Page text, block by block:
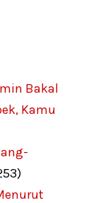
Bakal
Kamu